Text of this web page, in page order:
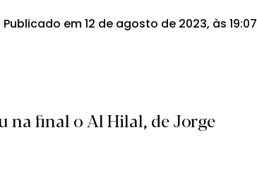
Publicado em 12 de agosto de 2023, às 19:07
na final o Al Hilal, de Jorge